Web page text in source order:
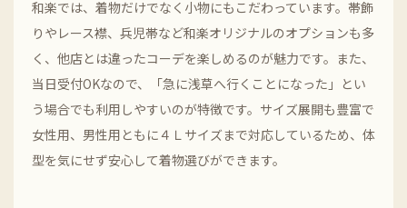
和楽では、着物だけでなく小物にもこだわっています。帯飾
りやレース襟、兵児帯など和楽オリジナルのオプションも多
く、他店とは違ったコーデを楽しめるのが魅力です。また、
当日受付OKなので、「急に浅草へ行くことになった」とい
う場合でも利用しやすいのが特徴です。サイズ展開も豊富で
女性用、男性用ともに４Ｌサイズまで対応しているため、体
型を気にせず安心して着物選びができます。